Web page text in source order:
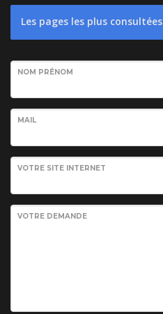
Les pages les plus consultées
NOM PRÉNOM
MAIL
VOTRE SITE INTERNET
VOTRE DEMANDE